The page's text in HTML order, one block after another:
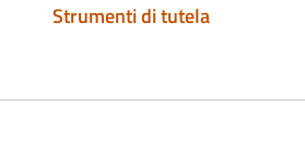
Strumenti di tutela